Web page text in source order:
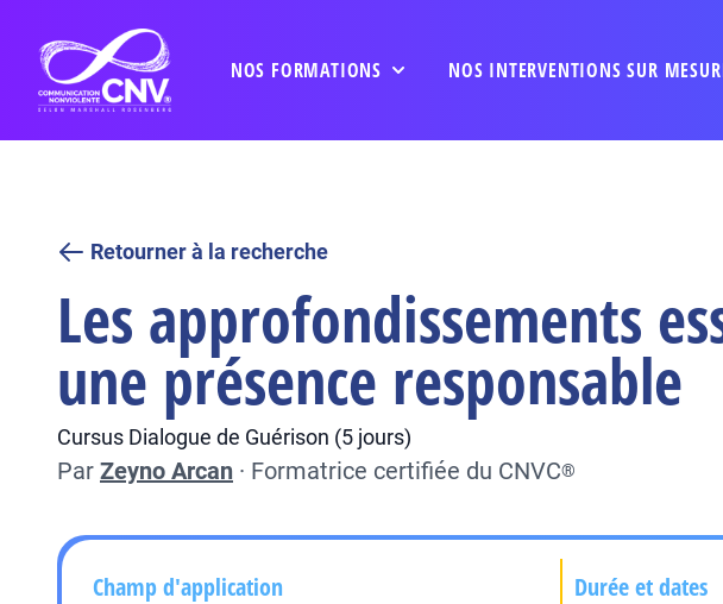
NOS FORMATIONS NOS INTERVENTIONS SUR
Retourner à la recherche
Les approfondissements
une présence responsable
Cursus Dialogue de Guérison (5 jours)
Par Zeyno Arcan · Formatrice certifiée du CNVC®
Champ d'application Durée et dates